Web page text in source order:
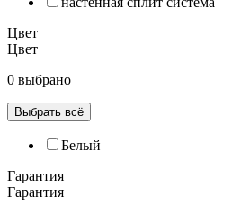
Цвет
Цвет
0 выбрано
Выбрать всё
Белый
Гарантия
Гарантия